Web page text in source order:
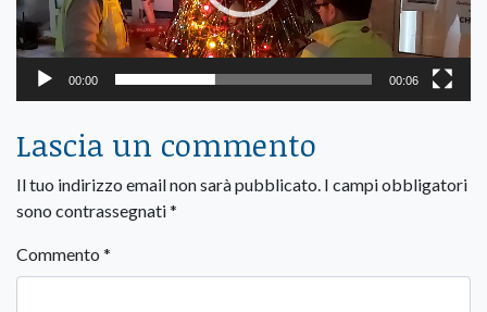
00:00 00:06
Lascia un commento
Il tuo indirizzo email non sarà pubblicato. I campi obbligatori
sono contrassegnati*
Commento *